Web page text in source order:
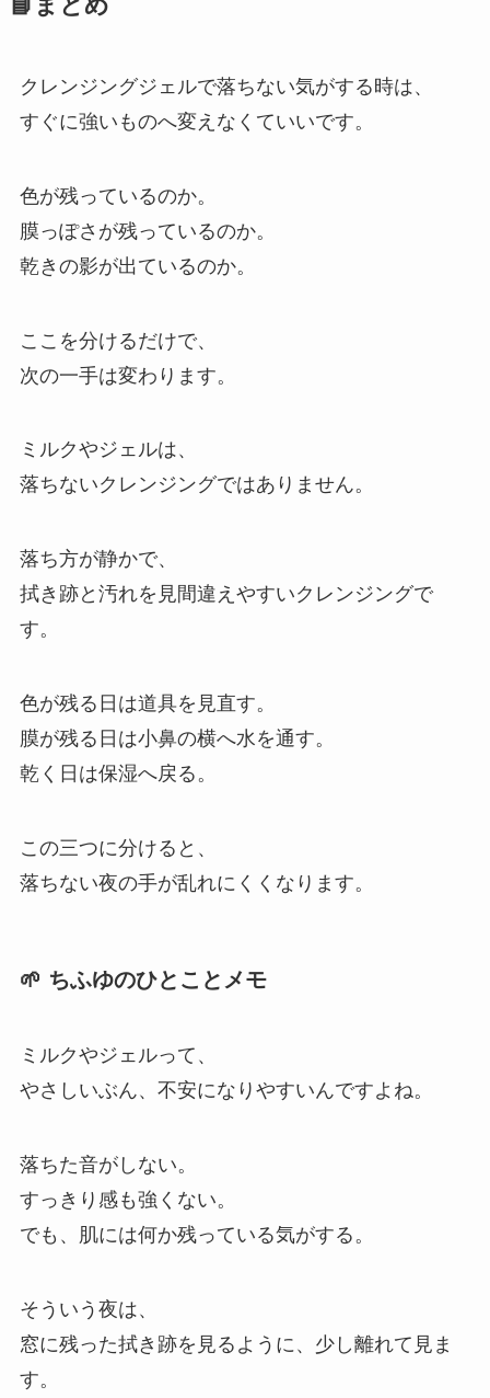
📘まとめ
クレンジングジェルで落ちない気がする時は、
すぐに強いものへ変えなくていいです。
色が残っているのか。
膜っぽさが残っているのか。
乾きの影が出ているのか。
ここを分けるだけで、
次の一手は変わります。
ミルクやジェルは、
落ちないクレンジングではありません。
落ち方が静かで、
拭き跡と汚れを見間違えやすいクレンジングで
す。
色が残る日は道具を見直す。
膜が残る日は小鼻の横へ水を通す。
乾く日は保湿へ戻る。
この三つに分けると、
落ちない夜の手が乱れにくくなります。
🌱 ちふゆのひとことメモ
ミルクやジェルって、
やさしいぶん、不安になりやすいんですよね。
落ちた音がしない。
すっきり感も強くない。
でも、肌には何か残っている気がする。
そういう夜は、
窓に残った拭き跡を見るように、少し離れて見ま
す。